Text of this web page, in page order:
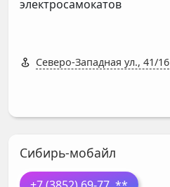
электросамокатов
Северо-Западная ул., 41/16
Сибирь-мобайл